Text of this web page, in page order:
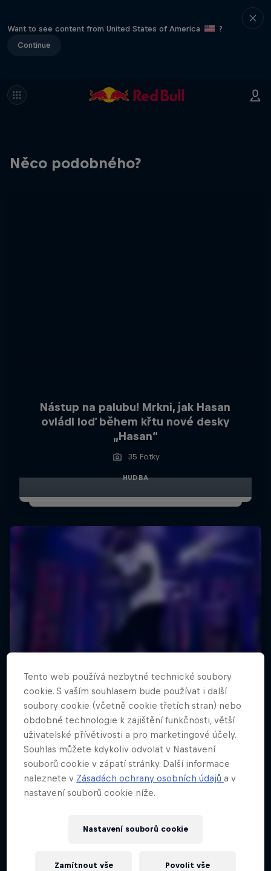
Want to see content from United States of America
?
Continue
Něco podobného?
Nástup na palubu! Mrkni, jak Hasan
ovládl loď během křtu nové desky
„Hasan“
35 Fotky
HUDBA
Tento web používá nezbytné technické soubory
cookie. S vaším souhlasem bude používat i další
soubory cookie (včetně cookie třetích stran) nebo
obdobné technologie k zajištění funkčnosti, větší
uživatelské přívětivosti a pro marketingové účely.
Souhlas můžete kdykoliv odvolat v Nastavení
souborů cookie v zápatí stránky. Další informace
naleznete v Zásadách ochrany osobních údajůa v
nastavení souborů cookie níže.
Nastavení souborů cookie
Zamítnout vše Povolit vše